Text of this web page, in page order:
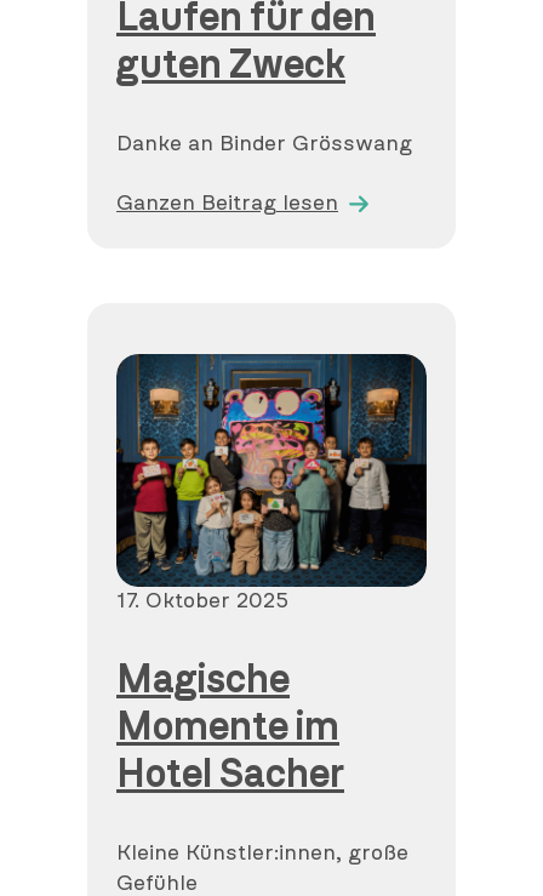
Laufen für den
guten Zweck
Danke an Binder Grösswang
Ganzen Beitrag lesen
Veröffentlicht
17. Oktober 2025
Magische
Momente im
Hotel Sacher
Kleine Künstler:innen, große
Gefühle